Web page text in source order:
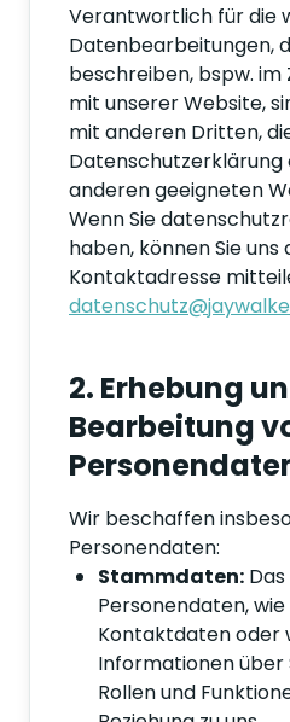
Verantwortlich für die
Datenbearbeitungen,
beschreiben, bspw. im
mit unserer Website,
mit anderen Dritten,
Datenschutzerklärung
anderen geeigneten
Wenn Sie
haben, können Sie
Kontaktadresse
2. Erhebung
Bearbeitung
Wir beschaffen
Personendaten:
Stammdaten:
Personendaten, wie
Kontaktdaten oder
Informationen über
Rollen und